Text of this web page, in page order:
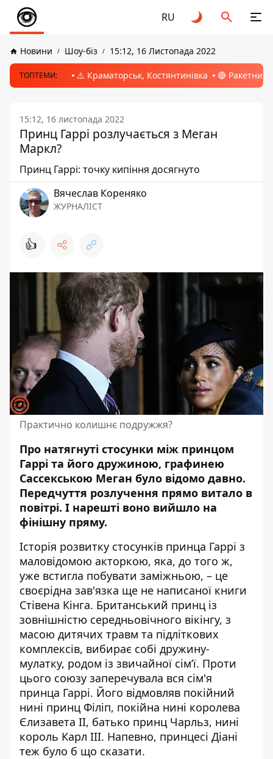
RU
Новини Шоу-біз 15:12, 16 Листопада 2022
ТОПТЕМИ: ⚠️ Краматорськ, Костянтинівка 🔴 Ракетний
15:12, 16 листопада 2022
Принц Гаррі розлучається з Меган
Маркл?
Принц Гаррі: точку кипіння досягнуто
Вячеслав Кореняко
ЖУРНАЛІСТ
👍
Практично колишнє подружжя?
Про натягнуті стосунки між принцом
Гаррі та його дружиною, графинею
Сассекською Меган було відомо давно.
Передчуття розлучення прямо витало в
повітрі. І нарешті воно вийшло на
фінішну пряму.
Історія розвитку стосунків принца Гаррі з
маловідомою акторкою, яка, до того ж,
уже встигла побувати заміжньою, – це
своєрідна зав'язка ще не написаної книги
Стівена Кінга. Британський принц із
зовнішністю середньовічного вікінгу, з
масою дитячих травм та підліткових
комплексів, вибирає собі дружину-
мулатку, родом із звичайної сім’ї. Проти
цього союзу заперечувала вся сім'я
принца Гаррі. Його відмовляв покійний
нині принц Філіп, покійна нині королева
Єлизавета II, батько принц Чарльз, нині
король Карл III. Напевно, принцесі Діані
теж було б що сказати.